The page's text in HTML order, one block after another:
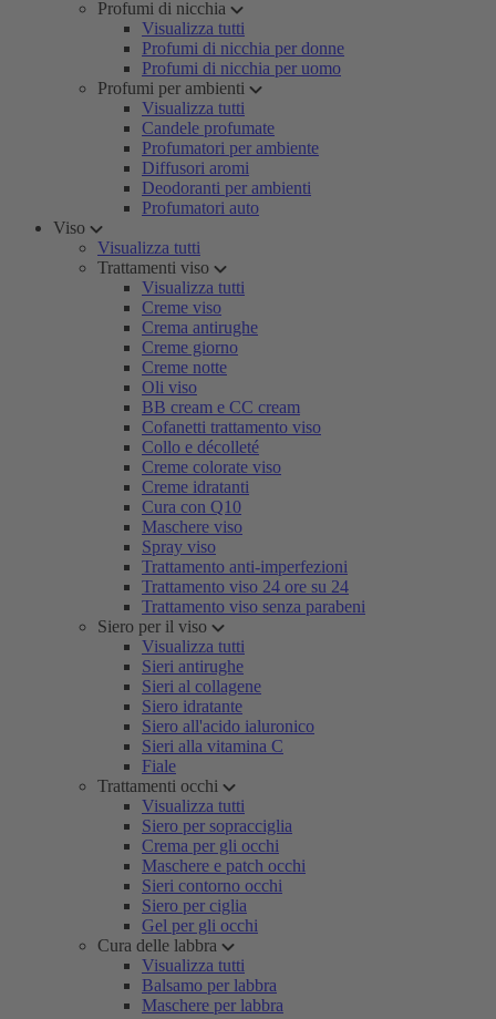
Profumi di nicchia
Visualizza tutti
Profumi di nicchia per donne
Profumi di nicchia per uomo
Profumi per ambienti
Visualizza tutti
Candele profumate
Profumatori per ambiente
Diffusori aromi
Deodoranti per ambienti
Profumatori auto
Viso
Visualizza tutti
Trattamenti viso
Visualizza tutti
Creme viso
Crema antirughe
Creme giorno
Creme notte
Oli viso
BB cream e CC cream
Cofanetti trattamento viso
Collo e décolleté
Creme colorate viso
Creme idratanti
Cura con Q10
Maschere viso
Spray viso
Trattamento anti-imperfezioni
Trattamento viso 24 ore su 24
Trattamento viso senza parabeni
Siero per il viso
Visualizza tutti
Sieri antirughe
Sieri al collagene
Siero idratante
Siero all'acido ialuronico
Sieri alla vitamina C
Fiale
Trattamenti occhi
Visualizza tutti
Siero per sopracciglia
Crema per gli occhi
Maschere e patch occhi
Sieri contorno occhi
Siero per ciglia
Gel per gli occhi
Cura delle labbra
Visualizza tutti
Balsamo per labbra
Maschere per labbra